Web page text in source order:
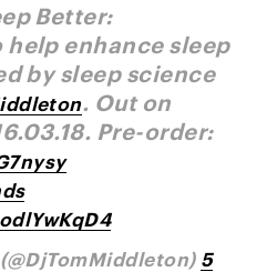
Better:
help enhance sleep
by sleep science
. Out on
Pre-order:
5